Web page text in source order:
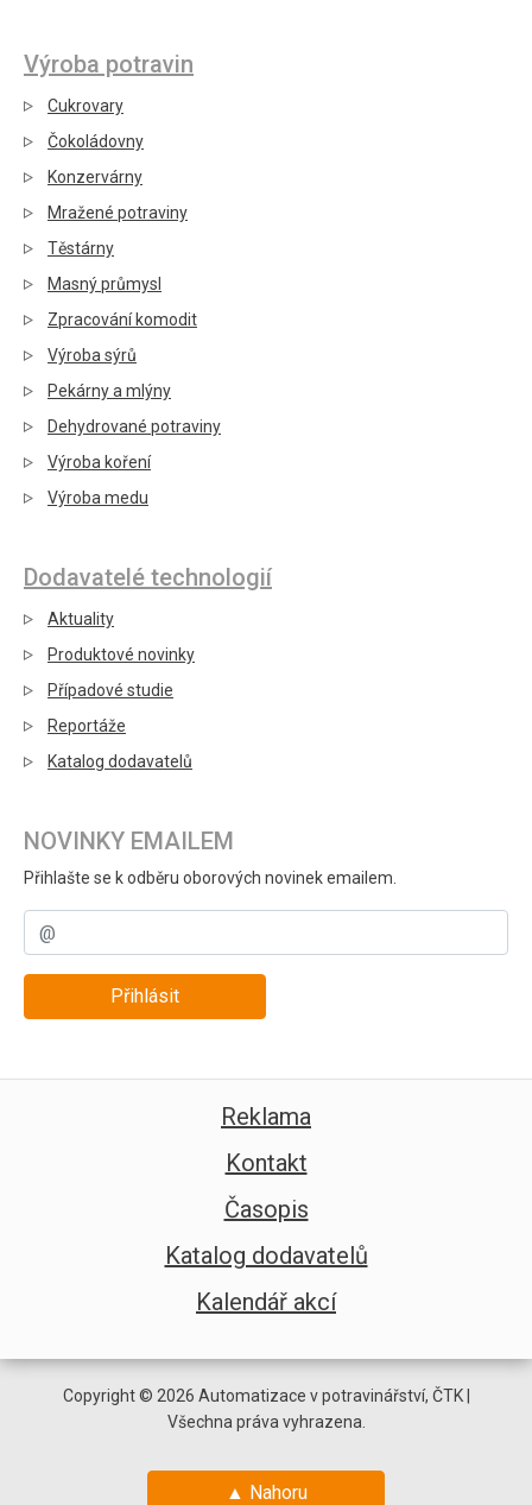
Výroba potravin
Cukrovary
Čokoládovny
Konzervárny
Mražené potraviny
Těstárny
Masný průmysl
Zpracování komodit
Výroba sýrů
Pekárny a mlýny
Dehydrované potraviny
Výroba koření
Výroba medu
Dodavatelé technologií
Aktuality
Produktové novinky
Případové studie
Reportáže
Katalog dodavatelů
NOVINKY EMAILEM
Přihlašte se k odběru oborových novinek emailem.
Přihlásit
Reklama
Kontakt
Časopis
Katalog dodavatelů
Kalendář akcí
Copyright © 2026 Automatizace v potravinářství, ČTK |
Všechna práva vyhrazena.
▲ Nahoru